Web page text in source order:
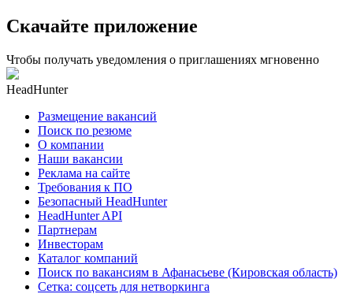
Скачайте приложение
Чтобы получать уведомления о приглашениях мгновенно
HeadHunter
Размещение вакансий
Поиск по резюме
О компании
Наши вакансии
Реклама на сайте
Требования к ПО
Безопасный HeadHunter
HeadHunter API
Партнерам
Инвесторам
Каталог компаний
Поиск по вакансиям в Афанасьеве (Кировская область)
Сетка: соцсеть для нетворкинга